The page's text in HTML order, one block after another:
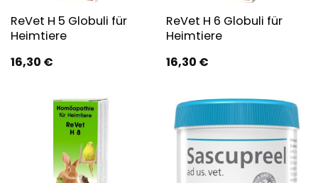
ReVet H 5 Globuli für
Heimtiere
16,30 €
ReVet H 6 Globuli für
Heimtiere
16,30 €